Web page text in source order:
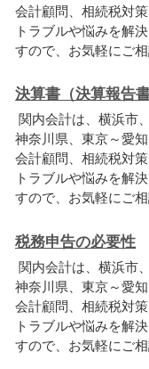
会計顧問、相続税対
トラブルや悩みを解
すので、お気軽にご相
決算書（決算報告
関内会計は、横浜市
神奈川県、東京～愛
会計顧問、相続税対
トラブルや悩みを解
すので、お気軽にご相
税務申告の必要性
関内会計は、横浜市
神奈川県、東京～愛
会計顧問、相続税対
トラブルや悩みを解
すので、お気軽にご相